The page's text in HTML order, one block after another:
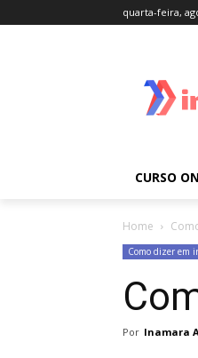
quarta-feira,
CURSO
Home
Como dizer em
Por Inamara